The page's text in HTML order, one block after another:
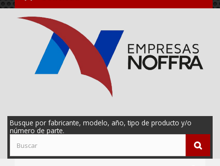
Busque por fabricante, modelo, año, tipo de producto y/o
número de parte.